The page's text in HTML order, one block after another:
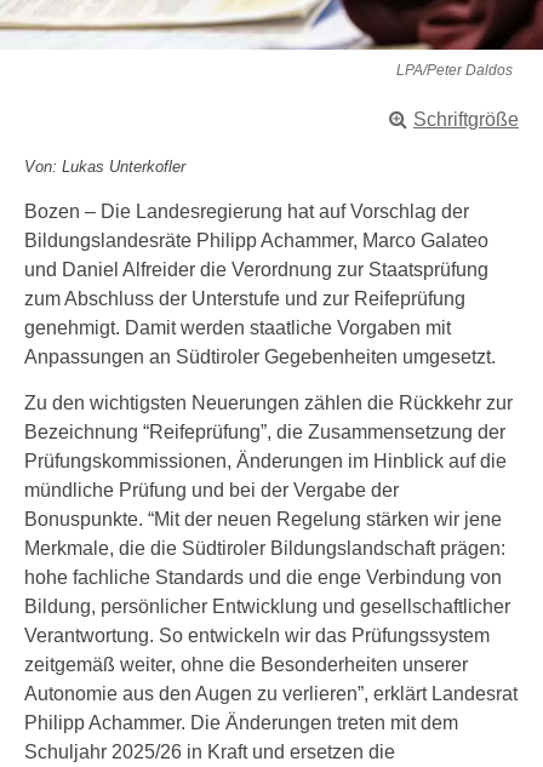
LPA/Peter Daldos
Schriftgröße
Von: Lukas Unterkofler
Bozen – Die Landesregierung hat auf Vorschlag der
Bildungslandesräte Philipp Achammer, Marco Galateo
und Daniel Alfreider die Verordnung zur Staatsprüfung
zum Abschluss der Unterstufe und zur Reifeprüfung
genehmigt. Damit werden staatliche Vorgaben mit
Anpassungen an Südtiroler Gegebenheiten umgesetzt.
Zu den wichtigsten Neuerungen zählen die Rückkehr zur
Bezeichnung “Reifeprüfung”, die Zusammensetzung der
Prüfungskommissionen, Änderungen im Hinblick auf die
mündliche Prüfung und bei der Vergabe der
Bonuspunkte. “Mit der neuen Regelung stärken wir jene
Merkmale, die die Südtiroler Bildungslandschaft prägen:
hohe fachliche Standards und die enge Verbindung von
Bildung, persönlicher Entwicklung und gesellschaftlicher
Verantwortung. So entwickeln wir das Prüfungssystem
zeitgemäß weiter, ohne die Besonderheiten unserer
Autonomie aus den Augen zu verlieren”, erklärt Landesrat
Philipp Achammer. Die Änderungen treten mit dem
Schuljahr 2025/26 in Kraft und ersetzen die